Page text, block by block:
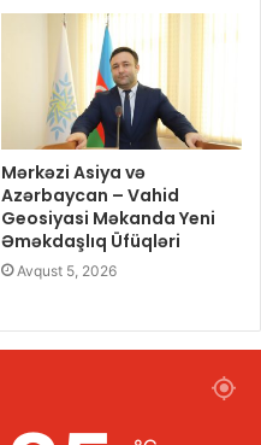
Mərkəzi Asiya və
Azərbaycan – Vahid
Geosiyasi Məkanda Yeni
Əməkdaşlıq Üfüqləri
Avqust 5, 2026